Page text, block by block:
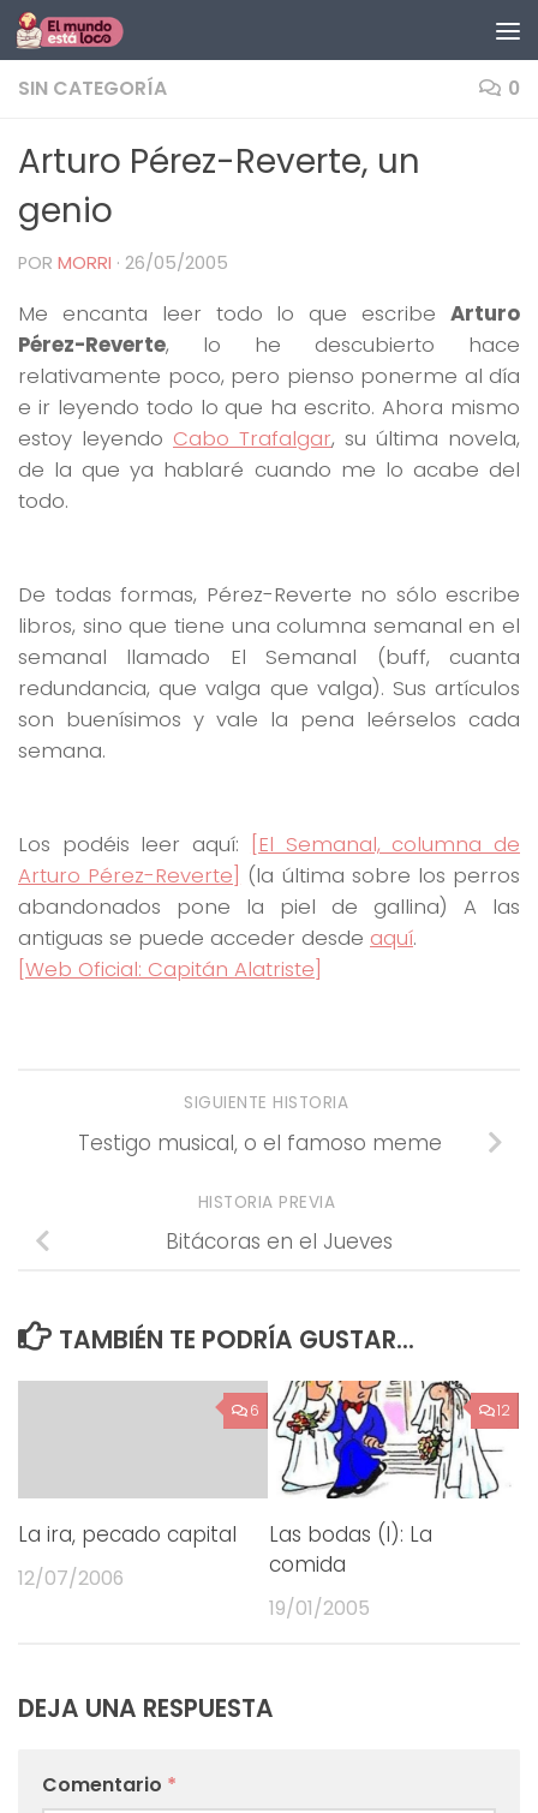
Saltar al contenido
SIN CATEGORÍA 0
Arturo Pérez-Reverte, un
genio
POR MORRI · 26/05/2005
Me encanta leer todo lo que escribe Arturo
Pérez-Reverte, lo he descubierto hace
relativamente poco, pero pienso ponerme al día
e ir leyendo todo lo que ha escrito. Ahora mismo
estoy leyendo Cabo Trafalgar, su última novela,
de la que ya hablaré cuando me lo acabe del
todo.
De todas formas, Pérez-Reverte no sólo escribe
libros, sino que tiene una columna semanal en el
semanal llamado El Semanal (buff, cuanta
redundancia, que valga que valga). Sus artículos
son buenísimos y vale la pena leérselos cada
semana.
Los podéis leer aquí: [El Semanal, columna de
Arturo Pérez-Reverte] (la última sobre los perros
abandonados pone la piel de gallina) A las
antiguas se puede acceder desde aquí.
[Web Oficial: Capitán Alatriste]
SIGUIENTE HISTORIA
Testigo musical, o el famoso meme
HISTORIA PREVIA
Bitácoras en el Jueves
TAMBIÉN TE PODRÍA GUSTAR...
6
La ira, pecado capital
12/07/2006
12
Las bodas (I): La
comida
19/01/2005
DEJA UNA RESPUESTA
Comentario *